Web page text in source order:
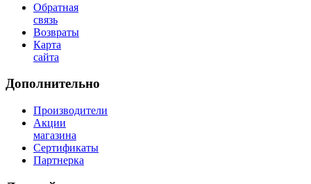
Обратная
связь
Возвраты
Карта
сайта
Дополнительно
Производители
Акции
магазина
Сертификаты
Партнерка